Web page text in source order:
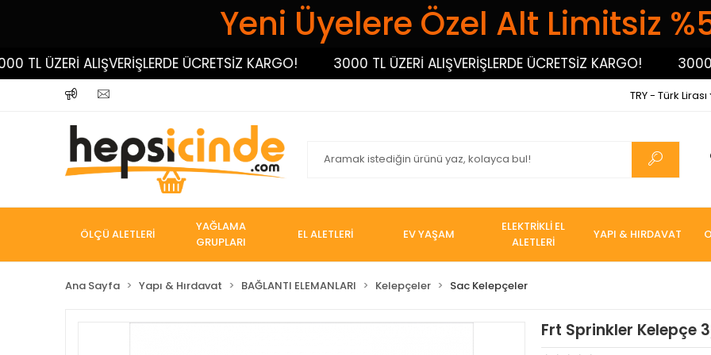
Yeni Üyelere Özel Alt Limitsiz
ÜZERİ ALIŞVERİŞLERDE ÜCRETSİZ KARGO! 3000 TL ÜZERİ ALIŞVERİŞLERDE ÜCRETSİZ KARGO! 3000 TL
TRY - Türk Lirası
ÖLÇÜ ALETLERİ
YAĞLAMA
GRUPLARI
EL ALETLERİ EV YAŞAM
ELEKTRİKLİ EL
ALETLERİ
YAPI & HIRDAVAT
Ana Sayfa Yapı & Hırdavat BAĞLANTI ELEMANLARI Kelepçeler Sac Kelepçeler
Frt Sprinkler Kelepçe